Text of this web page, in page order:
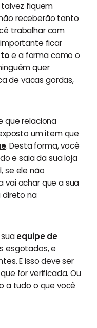
fiquem
receberão tanto
trabalhar com
ficar
e a forma como o
quer
de vacas gordas,
que relaciona
um item que
. Desta forma, você
e saia da sua loja
se ele não
vai achar que a sua
direto na
equipe de
esgotados, e
E isso deve ser
for verificada. Ou
a tudo o que você